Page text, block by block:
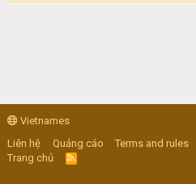
Vietnames
Liên hệ
Quảng cáo Terms and rules
Trang chủ
R
S